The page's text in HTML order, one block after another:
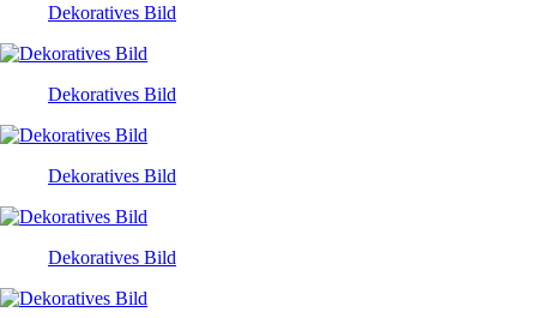
Dekoratives Bild
Dekoratives Bild
Dekoratives Bild
Dekoratives Bild